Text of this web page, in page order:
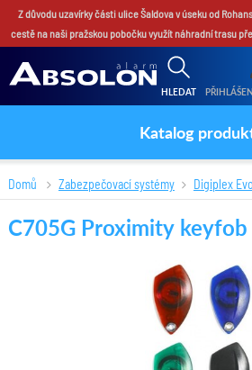
Z důvodu uzavírky části ulice Šaldova v úseku od
cestě na naši pražskou pobočku využít náhradní trasu
HLEDAT
Katalog
Domů Zabezpečovací systémy Digiplex Evo
C705G Proximity keyfob - Zelená
C705G Proximity keyfob